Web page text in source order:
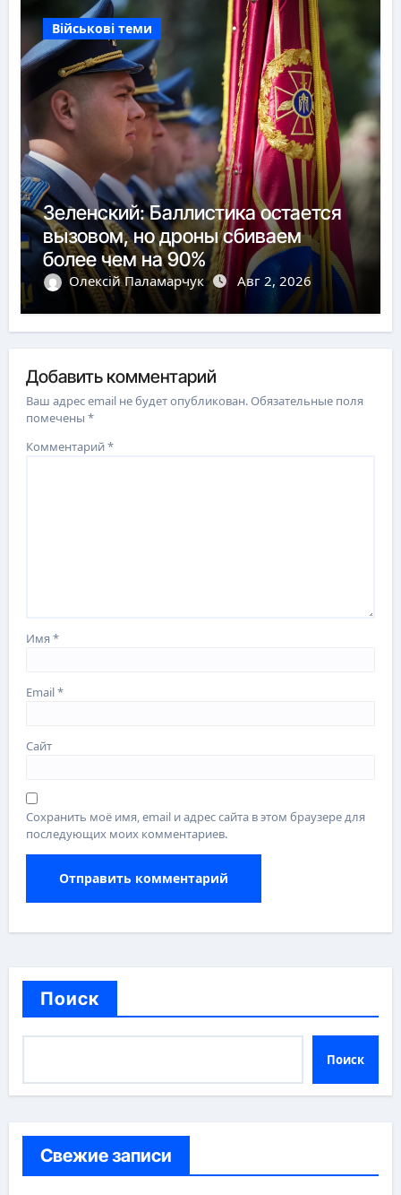
Військові теми
Зеленский: Баллистика остается
вызовом, но дроны сбиваем
более чем на 90%
Олексій Паламарчук Авг 2, 2026
Добавить комментарий
Ваш адрес email не будет опубликован.Обязательные поля
помечены*
Комментарий*
Имя*
Email*
Сайт
Сохранить моё имя, email и адрес сайта в этом браузере для
последующих моих комментариев.
Поиск
Поиск
Свежие записи